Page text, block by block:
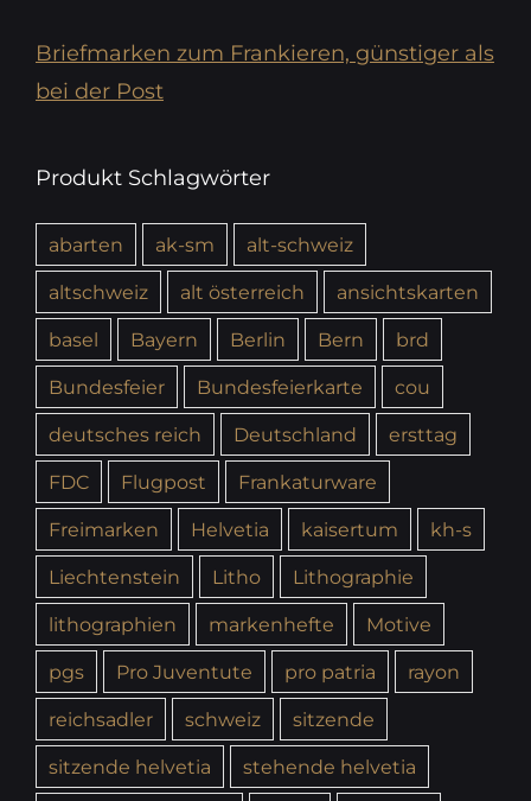
Briefmarken zum Frankieren, günstiger als
bei der Post
Produkt Schlagwörter
abarten ak-sm
alt-schweiz
altschweiz
alt österreich
ansichtskarten
basel
Bayern Berlin Bern
brd
Bundesfeier
Bundesfeierkarte
cou
deutsches reich
Deutschland
ersttag
FDC
Flugpost
Frankaturware
Freimarken
Helvetia kaisertum
kh-s
Liechtenstein
Litho
Lithographie
lithographien
markenhefte
Motive
pgs
Pro Juventute pro patria
rayon
reichsadler
schweiz
sitzende
sitzende helvetia
stehende helvetia